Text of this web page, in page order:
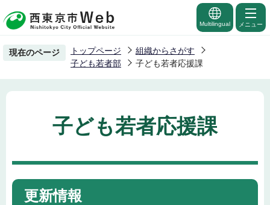
の
ー
Multilingual メニュー
現在のページ トップページ
組織からさがす
子ども若者部
子ども若者応援課
子ども若者応援課
更新情報